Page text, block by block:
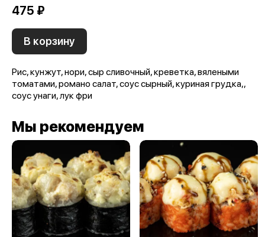
475 ₽
В корзину
Рис, кунжут, нори, сыр сливочный, креветка, вялеными
томатами, романо салат, соус сырный, куриная грудка,,
соус унаги, лук фри
Мы рекомендуем